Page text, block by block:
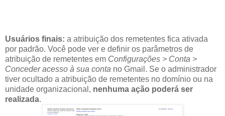
Usuários finais: a atribuição dos remetentes fica ativada
por padrão. Você pode ver e definir os parâmetros de
atribuição de remetentes em Configurações > Conta >
Conceder acesso à sua conta no Gmail. Se o administrador
tiver ocultado a atribuição de remetentes no domínio ou na
unidade organizacional, nenhuma ação poderá ser
realizada.